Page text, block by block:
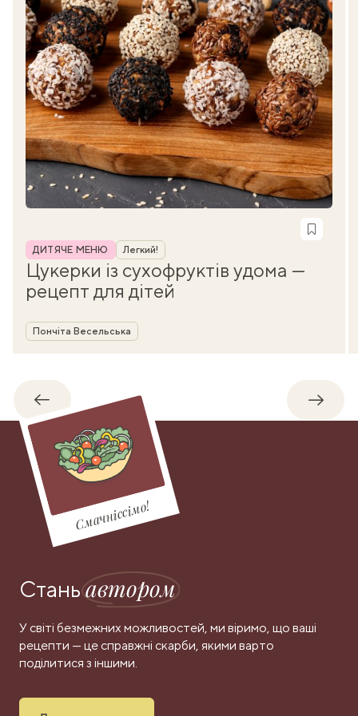
Рубрика
ДИТЯЧЕ МЕНЮ Легкий!
Цукерки із сухофруктів удома —
рецепт для дітей
Автор
Пончіта Весельська
Назад
Смачніссімо!
Станьавтором
У світі безмежних можливостей, ми віримо, що ваші
рецепти — це справжні скарби, якими варто
поділитися з іншими.